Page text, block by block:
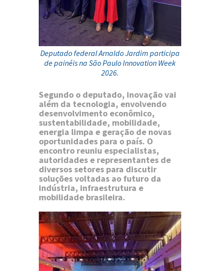
Deputado federal Arnaldo Jardim participa
de painéis na São Paulo Innovation Week
2026.
Segundo o deputado, inovação vai
além da tecnologia, envolvendo
desenvolvimento econômico,
sustentabilidade, mobilidade,
energia limpa e geração de novas
oportunidades para o país. O
encontro reuniu especialistas,
autoridades e representantes de
diversos setores para discutir
soluções voltadas ao futuro da
indústria, infraestrutura e
mobilidade brasileira.